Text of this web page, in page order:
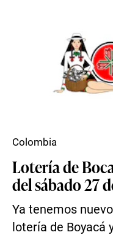
Lotería de
del sábado 27
Ya tenemos
lotería de Boyacá
Colombia